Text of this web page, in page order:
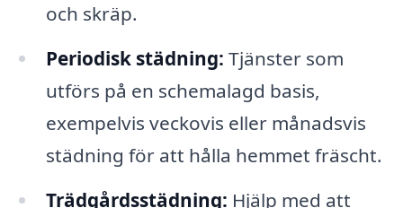
och skräp.
Periodisk städning: Tjänster som
utförs på en schemalagd basis,
exempelvis veckovis eller månadsvis
städning för att hålla hemmet fräscht.
Trädgårdsstädning: Hjälp med att